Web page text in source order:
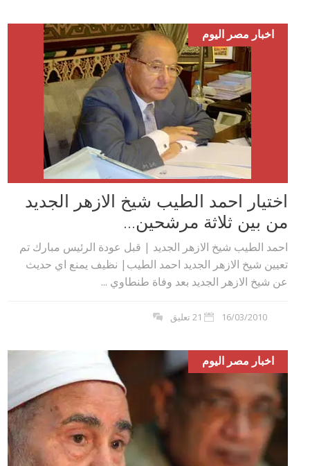
اخبار مصر اليوم
اختيار احمد الطيب شيخ الازهر الجديد
من بين ثلاثة مرشحين...
احمد الطيب شيخ الازهر الجديد | قبل عودة الرئيس مبارك تم
تعيين شيخ الازهر الجديد احمد الطيب| نظيف يمنع اي حديث
عن شيخ الازهر الجديد بعد وفاة طنطاوي ...
16/03/2010 21 تعليق
اخبار مصر اليوم